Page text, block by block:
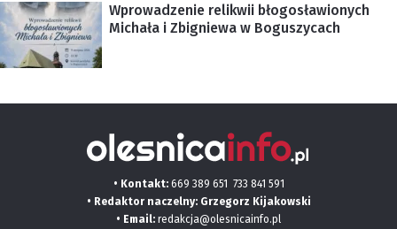
Wprowadzenie relikwii błogosławionych
Michała i Zbigniewa w Boguszycach
• Kontakt: 669 389 651 733 841 591
• Redaktor naczelny: Grzegorz Kijakowski
• Email: redakcja@olesnicainfo.pl